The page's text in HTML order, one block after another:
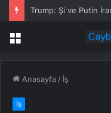
Trump: Şi ve Putin
Menü
Anasayfa / İş
İş